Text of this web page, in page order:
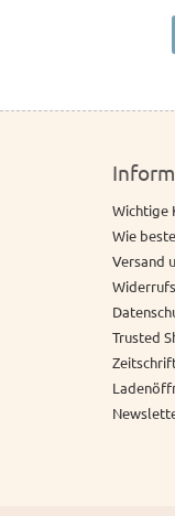
Wichtige
Wie
Versand
Trusted